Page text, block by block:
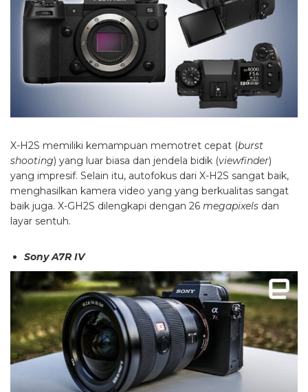
X-H2S memiliki kemampuan memotret cepat (burst
shooting) yang luar biasa dan jendela bidik (viewfinder)
yang impresif. Selain itu, autofokus dari X-H2S sangat baik,
menghasilkan kamera video yang yang berkualitas sangat
baik juga. X-GH2S dilengkapi dengan 26 megapixels dan
layar sentuh.
Sony A7R IV